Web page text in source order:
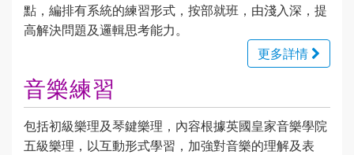
點，編排有系統的練習形式，按部就班，由淺入深，提
高解決問題及邏輯思考能力。
更多詳情
音樂練習
包括初級樂理及琴鍵樂理，內容根據英國皇家音樂學院
五級樂理，以互動形式學習，加強對音樂的理解及表